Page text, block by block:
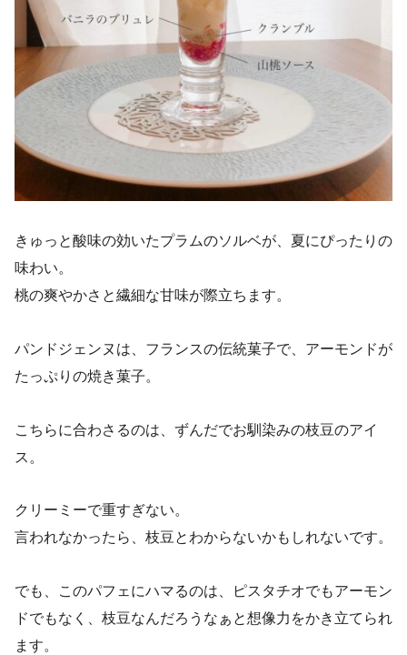
きゅっと酸味の効いたプラムのソルベが、夏にぴったりの
味わい。
桃の爽やかさと繊細な甘味が際立ちます。
パンドジェンヌは、フランスの伝統菓子で、アーモンドが
たっぷりの焼き菓子。
こちらに合わさるのは、ずんだでお馴染みの枝豆のアイ
ス。
クリーミーで重すぎない。
言われなかったら、枝豆とわからないかもしれないです。
でも、このパフェにハマるのは、ピスタチオでもアーモン
ドでもなく、枝豆なんだろうなぁと想像力をかき立てられ
ます。